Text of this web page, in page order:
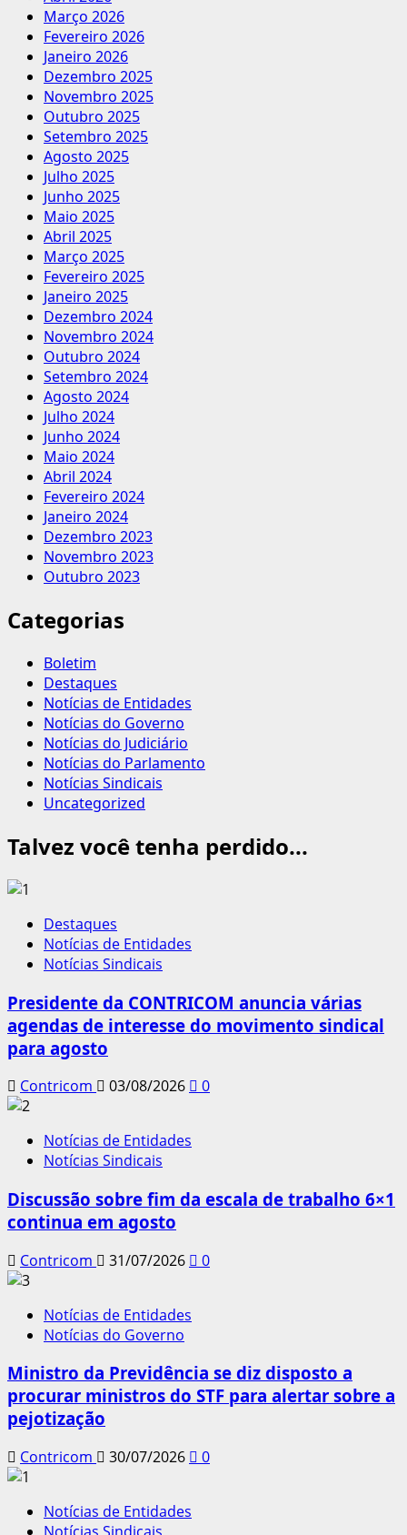
Março 2026
Fevereiro 2026
Janeiro 2026
Dezembro 2025
Novembro 2025
Outubro 2025
Setembro 2025
Agosto 2025
Julho 2025
Junho 2025
Maio 2025
Abril 2025
Março 2025
Fevereiro 2025
Janeiro 2025
Dezembro 2024
Novembro 2024
Outubro 2024
Setembro 2024
Agosto 2024
Julho 2024
Junho 2024
Maio 2024
Abril 2024
Fevereiro 2024
Janeiro 2024
Dezembro 2023
Novembro 2023
Outubro 2023
Categorias
Boletim
Destaques
Notícias de Entidades
Notícias do Governo
Notícias do Judiciário
Notícias do Parlamento
Notícias Sindicais
Uncategorized
Talvez você tenha perdido...
Destaques
Notícias de Entidades
Notícias Sindicais
Presidente da CONTRICOM anuncia várias
agendas de interesse do movimento sindical
para agosto
Contricom 03/08/2026 0
Notícias de Entidades
Notícias Sindicais
Discussão sobre fim da escala de trabalho 6×1
continua em agosto
Contricom 31/07/2026 0
Notícias de Entidades
Notícias do Governo
Ministro da Previdência se diz disposto a
procurar ministros do STF para alertar sobre a
pejotização
Contricom 30/07/2026 0
Notícias de Entidades